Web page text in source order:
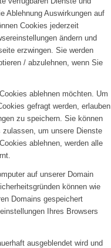
Ablehnung Auswirkungen auf
Cookies jederzeit
ändern und
erzwingen. Sie werden
/ abzulehnen, wenn Sie
ablehnen möchten. Um
gefragt werden, erlauben
zu speichern. Sie können
um unsere Dienste
ablehnen, werden alle
auf unserer Domain
können wie
Domains gespeichert
Ihres Browsers
ausgeblendet wird und